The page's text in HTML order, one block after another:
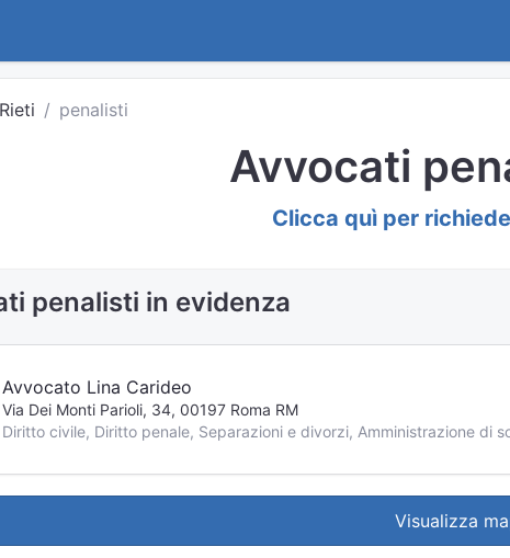
Rieti penalisti
Avvocati
Clicca quì per
penalisti in evidenza
Avvocato Lina Carideo
Via Dei Monti Parioli, 34, 00197 Roma RM
Visualizza